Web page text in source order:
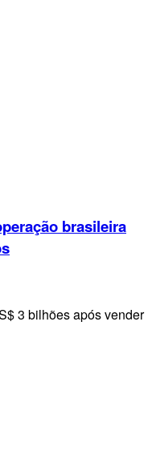
brasileira
3 bilhões após vender